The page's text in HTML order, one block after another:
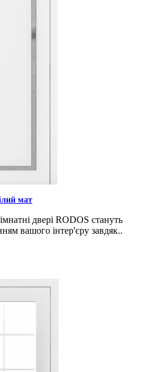
мат
двері RODOS стануть
вашого інтер'єру завдяк..